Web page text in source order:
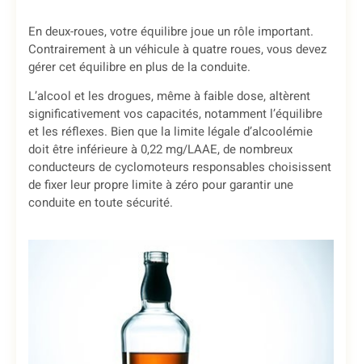
En deux-roues, votre équilibre joue un rôle important.
Contrairement à un véhicule à quatre roues, vous devez
gérer cet équilibre en plus de la conduite.
L’alcool et les drogues, même à faible dose, altèrent
significativement vos capacités, notamment l’équilibre
et les réflexes. Bien que la limite légale d’alcoolémie
doit être inférieure à 0,22 mg/LAAE, de nombreux
conducteurs de cyclomoteurs responsables choisissent
de fixer leur propre limite à zéro pour garantir une
conduite en toute sécurité.